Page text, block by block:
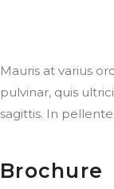
Mauris at varius
pulvinar, quis
sagittis. In
Brochure